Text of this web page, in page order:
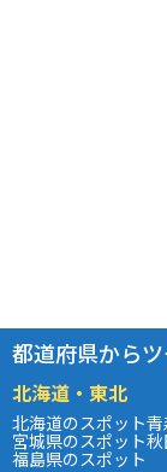
都道府県から
北海道・東北
北海道のスポット
宮城県のスポット
福島県のスポット